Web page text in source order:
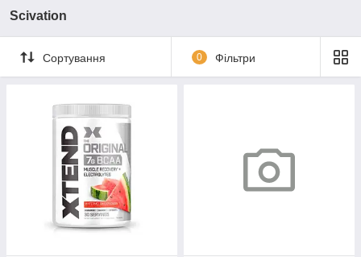
Scivation
Сортування 0 Фільтри